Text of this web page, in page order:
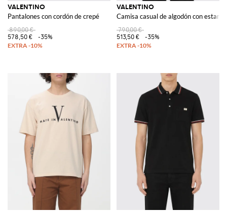
VALENTINO
Pantalones con cordón de crepé
890,00 €
578,50 €
-35%
VALENTINO
Camisa casual de algodón con
790,00 €
513,50 €
-35%